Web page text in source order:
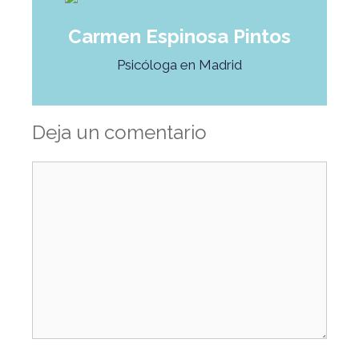
Carmen Espinosa Pintos
Psicóloga en Madrid
Deja un comentario